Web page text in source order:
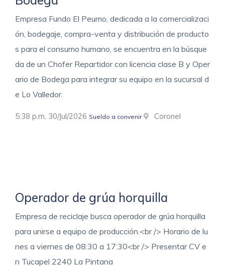
Empresa Fundo El Peumo, dedicada a la comercializaci
ón, bodegaje, compra-venta y distribución de producto
s para el consumo humano, se encuentra en la búsque
da de un Chofer Repartidor con licencia clase B y Oper
ario de Bodega para integrar su equipo en la sucursal d
e Lo Valledor.
5:38 p.m. 30/Jul/2026 Sueldo a convenir Coronel
Operador de grúa horquilla
Empresa de reciclaje busca operador de grúa horquilla
para unirse a equipo de producción.<br /> Horario de lu
nes a viernes de 08:30 a 17:30<br /> Presentar CV e
n Tucapel 2240 La Pintana